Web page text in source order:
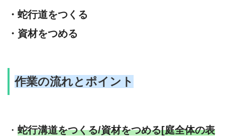
・蛇行道をつくる
・資材をつめる
作業の流れとポイント
・ 蛇行溝道をつくる/資材をつめる[庭全体の表